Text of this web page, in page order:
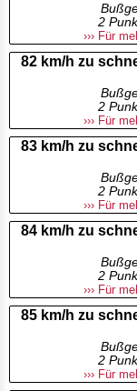
2
››› Für
82 km/h zu
2
››› Für
83 km/h zu
2
››› Für
84 km/h zu
2
››› Für
85 km/h zu
2
››› Für